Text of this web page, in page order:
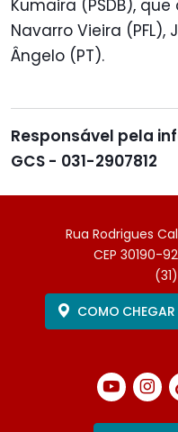
Kumaira (PSDB),
Navarro Vieira (PFL),
Ângelo (PT).
Responsável pela
GCS - 031-2907812
Rua Rodrigues
CEP 30190-
COMO CHEGAR